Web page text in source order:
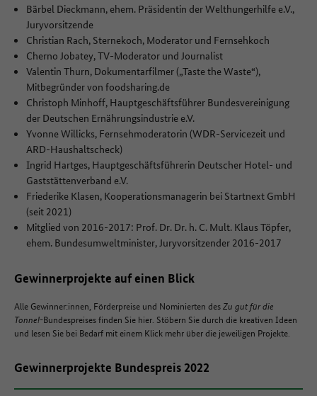
Bärbel Dieckmann, ehem. Präsidentin der Welthungerhilfe e.V.,
Juryvorsitzende
Christian Rach, Sternekoch, Moderator und Fernsehkoch
Cherno Jobatey, TV-Moderator und Journalist
Valentin Thurn, Dokumentarfilmer („Taste the Waste“),
Mitbegründer von foodsharing.de
Christoph Minhoff, Hauptgeschäftsführer Bundesvereinigung
der Deutschen Ernährungsindustrie e.V.
Yvonne Willicks, Fernsehmoderatorin (WDR-Servicezeit und
ARD-Haushaltscheck)
Ingrid Hartges, Hauptgeschäftsführerin Deutscher Hotel- und
Gaststättenverband e.V.
Friederike Klasen, Kooperationsmanagerin bei Startnext GmbH
(seit 2021)
Mitglied von 2016-2017: Prof. Dr. Dr. h. C. Mult. Klaus Töpfer,
ehem. Bundesumweltminister, Juryvorsitzender 2016-2017
Gewinnerprojekte auf einen Blick
Alle Gewinner:innen, Förderpreise und Nominierten desZu gut für die
Tonne!-Bundespreises finden Sie hier. Stöbern Sie durch die kreativen Ideen
und lesen Sie bei Bedarf mit einem Klick mehr über die jeweiligen Projekte.
Gewinnerprojekte Bundespreis 2022